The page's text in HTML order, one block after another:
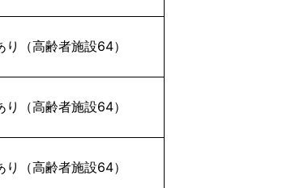
り（高齢者施設64）
り（高齢者施設64）
り（高齢者施設64）